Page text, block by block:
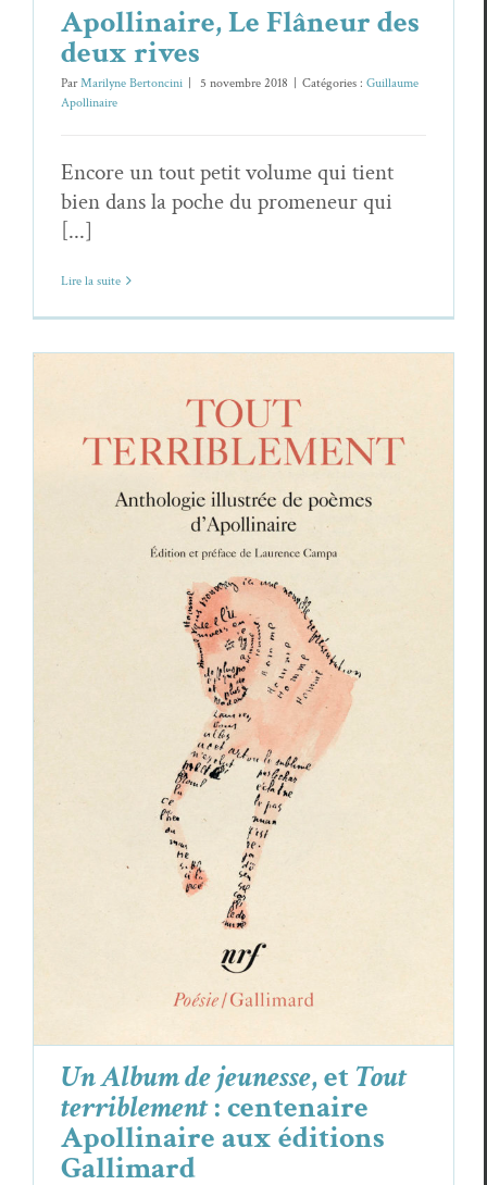
Apollinaire, Le Flâneur des
deux rives
ParMarilyne Bertoncini 5 novembre 2018 Catégories : Guillaume
Apollinaire
Encore un tout petit volume qui tient
bien dans la poche du promeneur qui
[...]
Lire la suite
Un Album de jeunesse, etTout terriblement
centenaire Apollinaire aux éditions
Gallimard
Essais & Chroniques Guillaume Apollinaire
Un Album de jeunesse, etTout
terriblement: centenaire
Apollinaire aux éditions
Gallimard